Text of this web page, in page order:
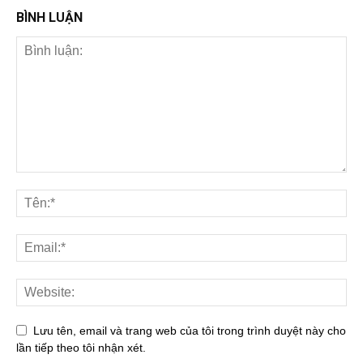
BÌNH LUẬN
Lưu tên, email và trang web của tôi trong trình duyệt này cho
lần tiếp theo tôi nhận xét.